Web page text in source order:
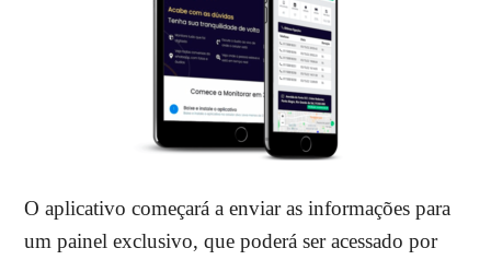
O aplicativo começará a enviar as informações para
um painel exclusivo, que poderá ser acessado por